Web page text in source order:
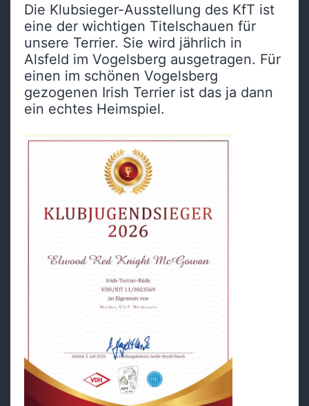
Die Klubsieger-Ausstellung des KfT ist
eine der wichtigen Titelschauen für
unsere Terrier. Sie wird jährlich in
Alsfeld im Vogelsberg ausgetragen. Für
einen im schönen Vogelsberg
gezogenen Irish Terrier ist das ja dann
ein echtes Heimspiel.